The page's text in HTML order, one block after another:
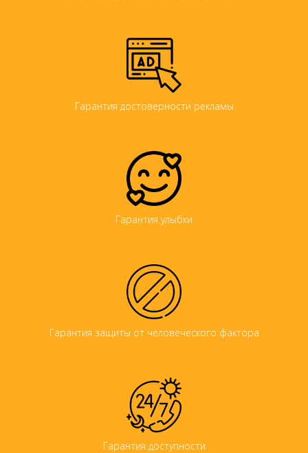
Гарантия достоверности рекламы
Гарантия улыбки
Гарантия защиты от человеческого фактора
Гарантия доступности